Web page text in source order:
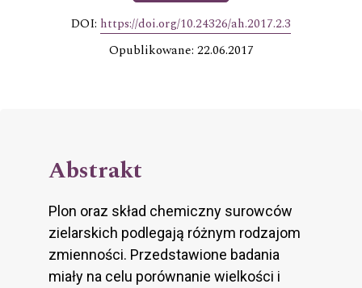
DOI: https://doi.org/10.24326/ah.2017.2.3
Opublikowane: 22.06.2017
Abstrakt
Plon oraz skład chemiczny surowców
zielarskich podlegają różnym rodzajom
zmienności. Przedstawione badania
miały na celu porównanie wielkości i